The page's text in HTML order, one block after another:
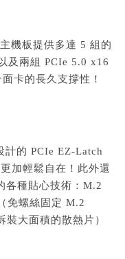
機板提供多達 5 組的
及兩組 PCIe 5.0 x16
卡的長久支撐性！
計的 PCIe EZ-Latch
加輕鬆自在！此外還
各種貼心技術：M.2
免螺絲固定 M.2
大面積的散熱片）